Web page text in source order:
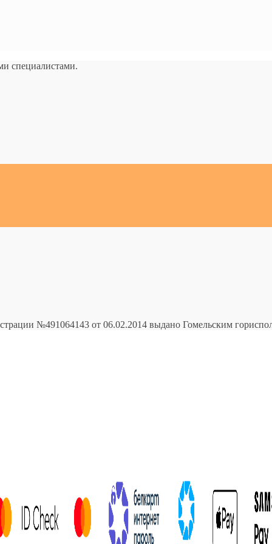
специалистами.
№491064143 от 06.02.2014 выдано Гомельским